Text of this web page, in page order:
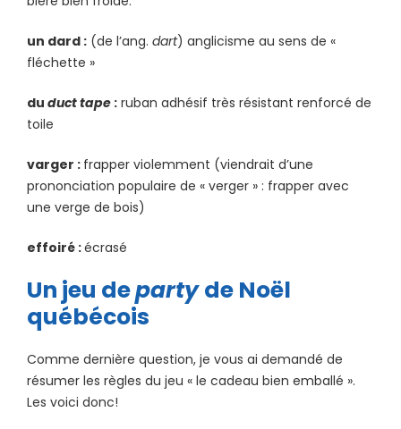
un dard : (de l’ang. dart) anglicisme au sens de «
fléchette »
du duct tape : ruban adhésif très résistant renforcé de
toile
varger : frapper violemment (viendrait d’une
prononciation populaire de « verger » : frapper avec
une verge de bois)
effoiré :écrasé
Un jeu departyde Noël
québécois
Comme dernière question, je vous ai demandé de
résumer les règles du jeu « le cadeau bien emballé ».
Les voici donc!